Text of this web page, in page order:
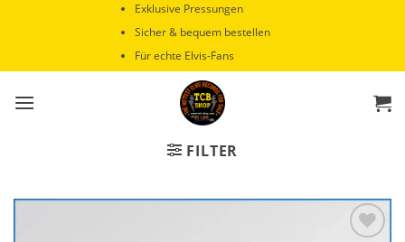
Exklusive Pressungen
Sicher & bequem bestellen
Für echte Elvis-Fans
FILTER